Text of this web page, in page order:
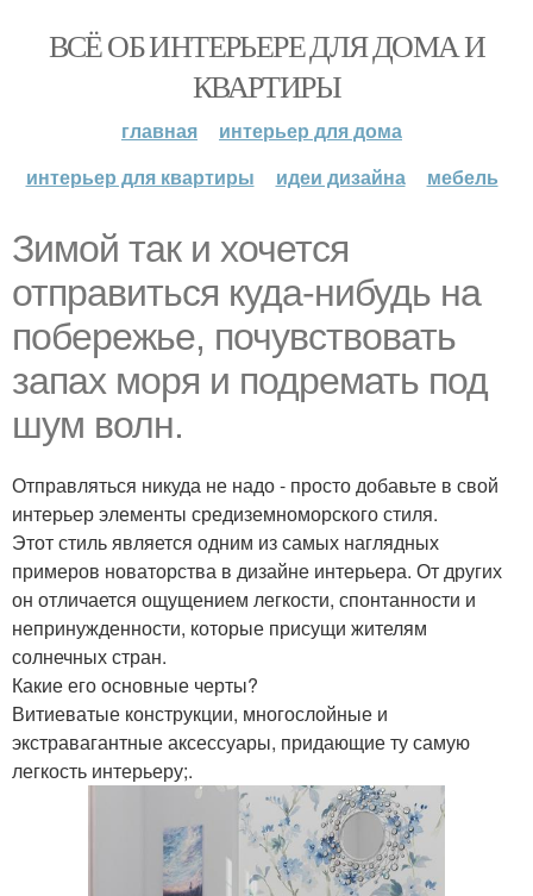
ВСЁ ОБ ИНТЕРЬЕРЕ ДЛЯ ДОМА И
КВАРТИРЫ
главная
интерьер для дома
интерьер для квартиры
идеи дизайна мебель
Зимой так и хочется
отправиться куда-нибудь на
побережье, почувствовать
запах моря и подремать под
шум волн.
Отправляться никуда не надо - просто добавьте в свой
интерьер элементы средиземноморского стиля.
Этот стиль является одним из самых наглядных
примеров новаторства в дизайне интерьера. От других
он отличается ощущением легкости, спонтанности и
непринужденности, которые присущи жителям
солнечных стран.
Какие его основные черты?
Витиеватые конструкции, многослойные и
экстравагантные аксессуары, придающие ту самую
легкость интерьеру;.